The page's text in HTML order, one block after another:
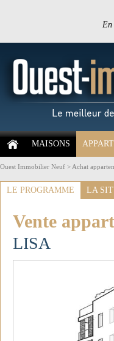
En
MAISONS
Ouest Immobilier Neuf > Achat
LE PROGRAMME LA
Vente
LISA